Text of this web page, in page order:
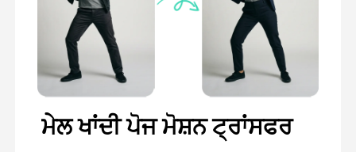
ਮੇਲ ਖਾਂਦੀ ਪੋਜ ਮੋਸ਼ਨ ਟ੍ਰਾਂਸਫਰ